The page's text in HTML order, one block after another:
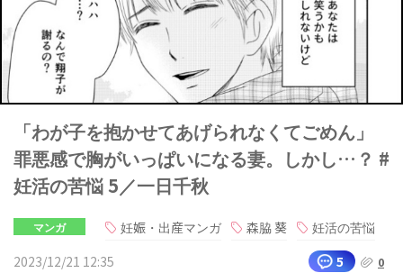
「わが子を抱かせてあげられなくてごめん」
罪悪感で胸がいっぱいになる妻。しかし…？ #
妊活の苦悩 5／一日千秋
マンガ 妊娠・出産マンガ 森脇 葵
妊活の苦悩
2023/12/21 12:35
5 0